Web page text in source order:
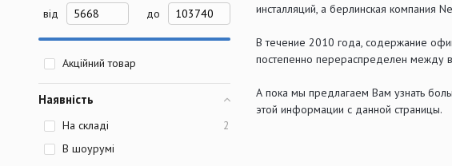
инсталляций, а берлинская компания
В течение 2010 года, содержание
постепенно перераспределен между
А пока мы предлагаем Вам узнать
этой информации с данной страницы.
від до
Акційний товар
Наявність
На складі 2
В шоурумі